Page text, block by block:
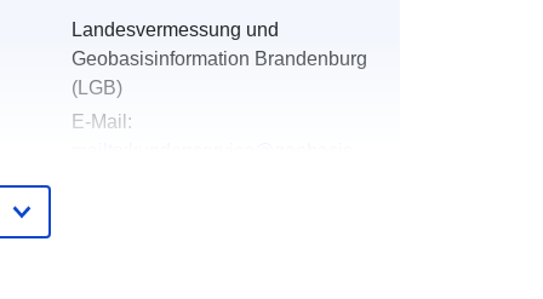
Landesvermessung und
Geobasisinformation Brandenburg
(LGB)
E-Mail: